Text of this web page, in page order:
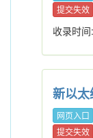
提交失效
收录时
新以
网页入口
提交失效